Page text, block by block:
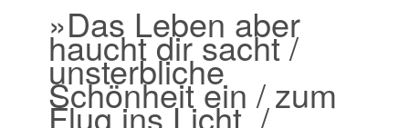
»Das Leben aber
haucht dir sacht /
unsterbliche
Schönheit ein / zum
Flug ins Licht. /